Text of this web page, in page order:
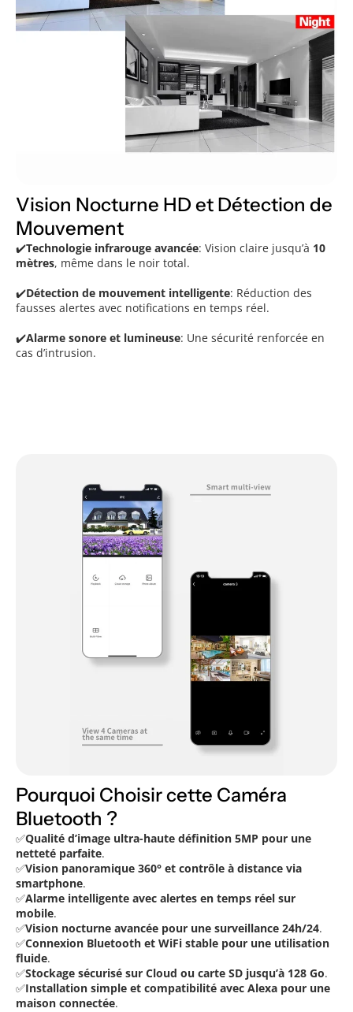
Vision Nocturne HD et Détection de
Mouvement
✔️Technologie infrarouge avancée: Vision claire jusqu’à 10
mètres, même dans le noir total.
✔️Détection de mouvement intelligente: Réduction des
fausses alertes avec notifications en temps réel.
✔️Alarme sonore et lumineuse: Une sécurité renforcée en
cas d’intrusion.
Pourquoi Choisir cette Caméra
Bluetooth ?
✅Qualité d’image ultra-haute définition 5MP pour une
netteté parfaite.
✅Vision panoramique 360° et contrôle à distance via
smartphone.
✅Alarme intelligente avec alertes en temps réel sur
mobile.
✅Vision nocturne avancée pour une surveillance 24h/24.
✅Connexion Bluetooth et WiFi stable pour une utilisation
fluide.
✅Stockage sécurisé sur Cloud ou carte SD jusqu’à 128 Go.
✅Installation simple et compatibilité avec Alexa pour une
maison connectée.